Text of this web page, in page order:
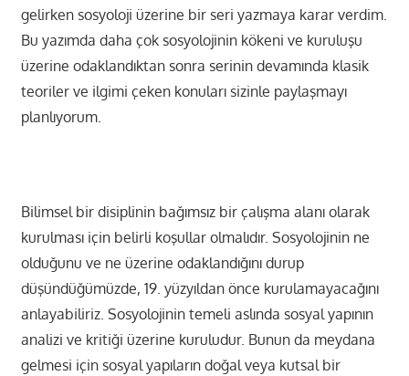
gelirken sosyoloji üzerine bir seri yazmaya karar verdim.
Bu yazımda daha çok sosyolojinin kökeni ve kuruluşu
üzerine odaklandıktan sonra serinin devamında klasik
teoriler ve ilgimi çeken konuları sizinle paylaşmayı
planlıyorum.
Bilimsel bir disiplinin bağımsız bir çalışma alanı olarak
kurulması için belirli koşullar olmalıdır. Sosyolojinin ne
olduğunu ve ne üzerine odaklandığını durup
düşündüğümüzde, 19. yüzyıldan önce kurulamayacağını
anlayabiliriz. Sosyolojinin temeli aslında sosyal yapının
analizi ve kritiği üzerine kuruludur. Bunun da meydana
gelmesi için sosyal yapıların doğal veya kutsal bir